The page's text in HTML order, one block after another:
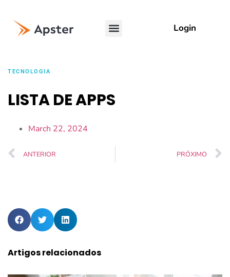
Login
TECNOLOGIA
LISTA DE APPS
March 22, 2024
ANTERIOR PRÓXIMO
Artigos relacionados